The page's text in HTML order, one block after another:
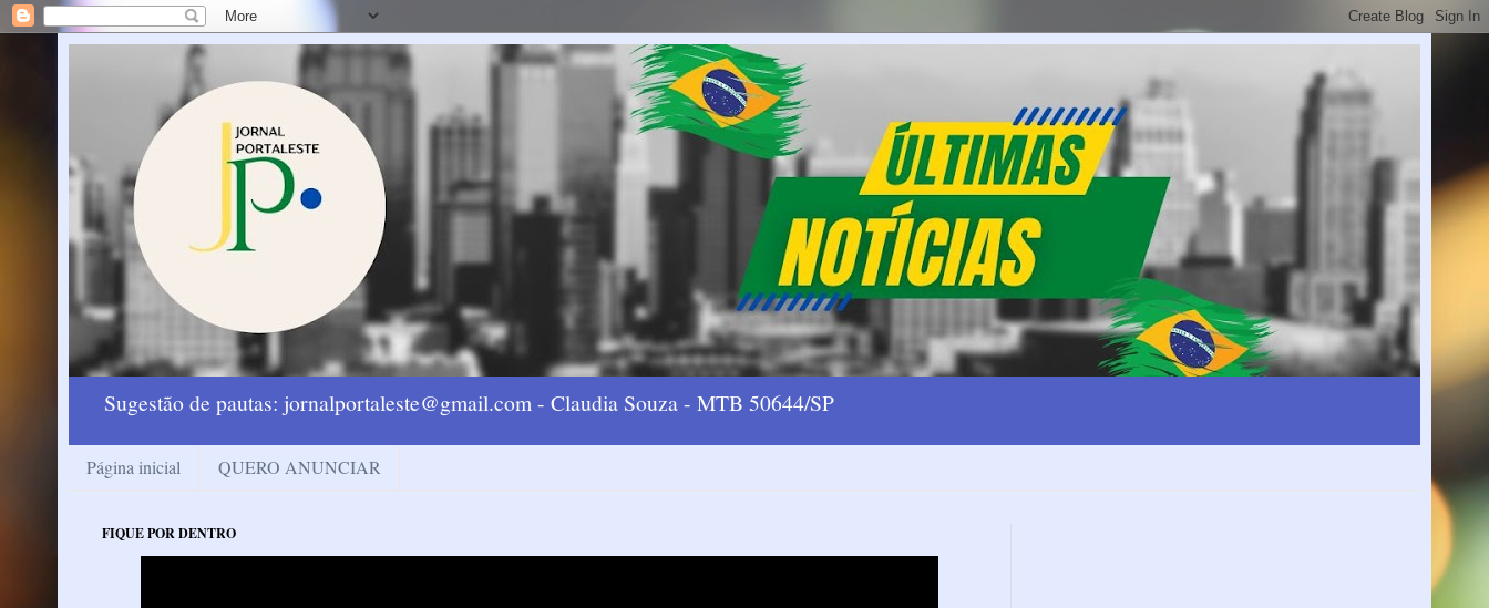
Sugestão de pautas: jornalportaleste@gmail.com - Claudia Souza - MTB 50644/SP
Página inicial QUERO ANUNCIAR
FIQUE POR DENTRO